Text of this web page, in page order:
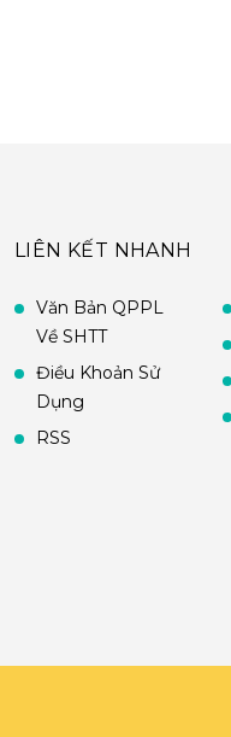
LIÊN KẾT NHANH
Văn Bản QPPL
Về SHTT
Điều Khoản Sử
Dụng
RSS